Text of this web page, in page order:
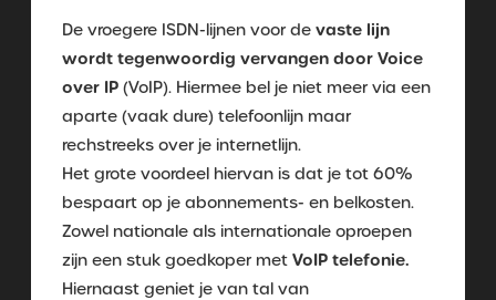
De vroegere ISDN-lijnen voor de vaste lijn
wordt tegenwoordig vervangen door Voice
over IP (VoIP). Hiermee bel je niet meer via een
aparte (vaak dure) telefoonlijn maar
rechstreeks over je internetlijn.
Het grote voordeel hiervan is dat je tot 60%
bespaart op je abonnements- en belkosten.
Zowel nationale als internationale oproepen
zijn een stuk goedkoper met VoIP telefonie.
Hiernaast geniet je van tal van